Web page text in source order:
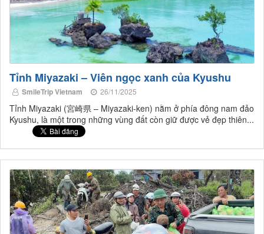
Tỉnh Miyazaki – Viên ngọc xanh của Kyushu
SmileTrip Vietnam 26/11/2025
Tỉnh Miyazaki (宮崎県 – Miyazaki-ken) nằm ở phía đông nam đảo
Kyushu, là một trong những vùng đất còn giữ được vẻ đẹp thiên...